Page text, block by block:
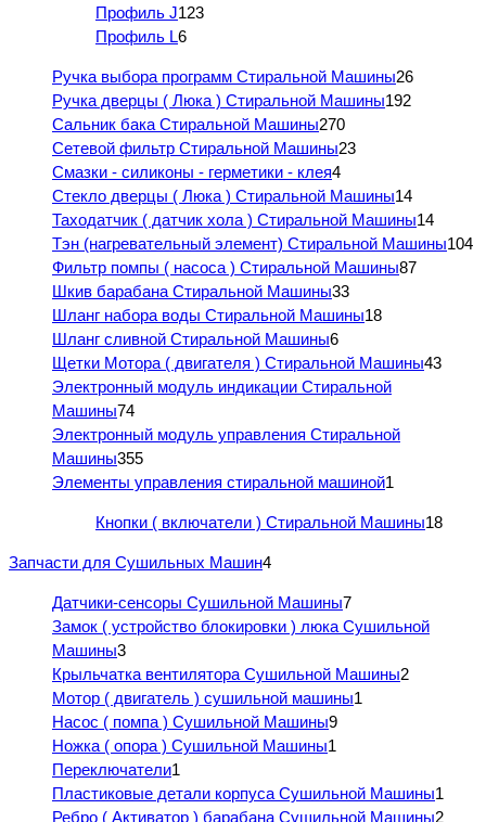
Профиль J123
Профиль L6
Ручка выбора программ Стиральной Машины26
Ручка дверцы ( Люка ) Стиральной Машины192
Сальник бака Стиральной Машины270
Сетевой фильтр Стиральной Машины23
Смазки - силиконы - герметики - клея4
Стекло дверцы ( Люка ) Стиральной Машины14
Таходатчик ( датчик хола ) Стиральной Машины14
Тэн (нагревательный элемент) Стиральной Машины104
Фильтр помпы ( насоса ) Стиральной Машины87
Шкив барабана Стиральной Машины33
Шланг набора воды Стиральной Машины18
Шланг сливной Стиральной Машины6
Щетки Мотора ( двигателя ) Стиральной Машины43
Электронный модуль индикации Стиральной
Машины74
Электронный модуль управления Стиральной
Машины355
Элементы управления стиральной машиной1
Кнопки ( включатели ) Стиральной Машины18
Запчасти для Сушильных Машин4
Датчики-сенсоры Сушильной Машины7
Замок ( устройство блокировки ) люка Сушильной
Машины3
Крыльчатка вентилятора Сушильной Машины2
Мотор ( двигатель ) сушильной машины1
Насос ( помпа ) Сушильной Машины9
Ножка ( опора ) Сушильной Машины1
Переключатели1
Пластиковые детали корпуса Сушильной Машины1
Ребро ( Активатор ) барабана Сушильной Машины2